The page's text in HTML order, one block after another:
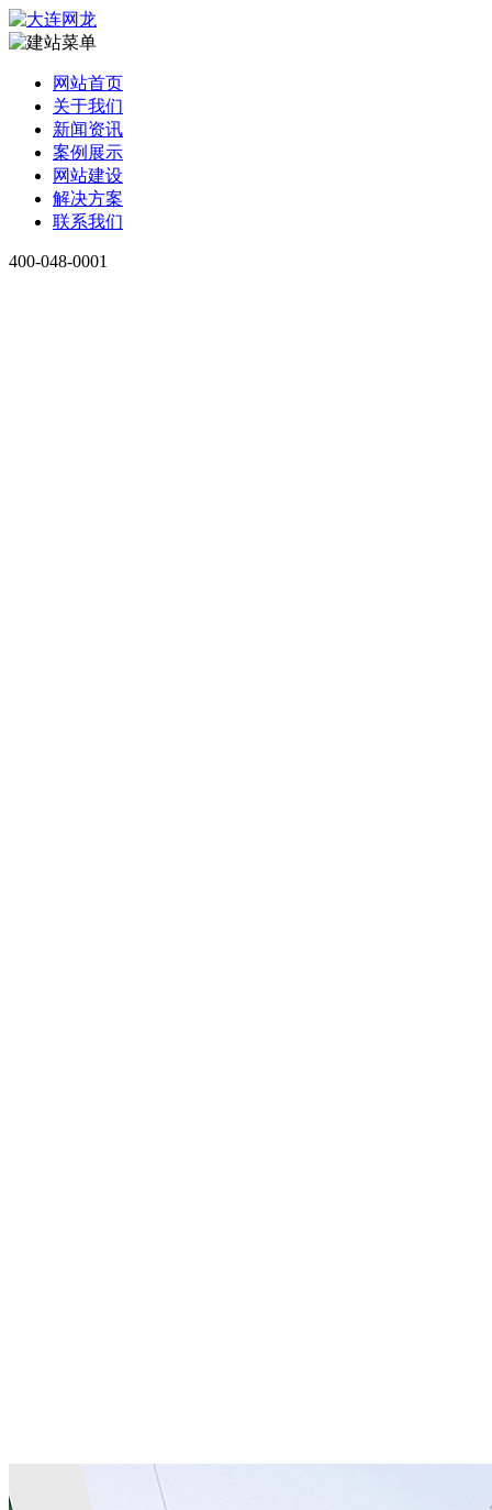
网站首页
关于我们
新闻资讯
案例展示
网站建设
解决方案
联系我们
400-048-0001